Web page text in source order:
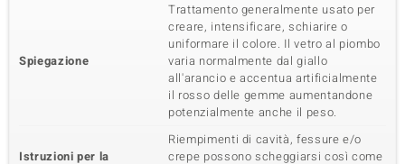
Spiegazione
Trattamento generalmente usato per
creare, intensificare, schiarire o
uniformare il colore. Il vetro al piombo
varia normalmente dal giallo
all'arancio e accentua artificialmente
il rosso delle gemme aumentandone
potenzialmente anche il peso.
Istruzioni per la
Riempimenti di cavità, fessure e/o
crepe possono scheggiarsi così come